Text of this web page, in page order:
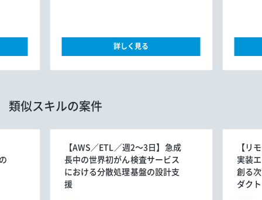
詳しく見る
類似スキルの案件
【AWS／ETL／週2～3日】急成
長中の世界初がん検査サービス
における分散処理基盤の設計支
援
【リ
実装
創る
ダク